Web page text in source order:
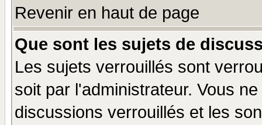
Revenir en haut de page
Que sont les sujets de
Les sujets verrouillés sont
soit par l'administrateur. Vous
discussions verrouillés et les